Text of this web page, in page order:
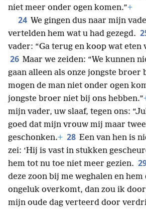
niet meer onder ogen komen.”+
24 We gingen dus naar mijn
vertelden hem wat u had gezegd.
vader: “Ga terug en koop wat eten
26 Maar we zeiden: “We kunnen
gaan alleen als onze jongste broer
mogen de man niet onder ogen
jongste broer niet bij ons hebben.”
mijn vader, uw slaaf, tegen ons:
goed dat mijn vrouw mij maar
geschonken.+ 28 Een van hen is
zei: ‘Hij is vast in stukken
hem tot nu toe niet meer gezien.
deze zoon bij me weghalen en
ongeluk overkomt, dan zou ik
mijn oude dag verteerd door